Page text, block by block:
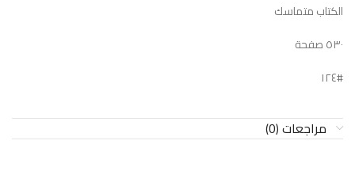
الكتاب متماسك
٥٣٠ صفحة
#١٢٤
مراجعات (0)